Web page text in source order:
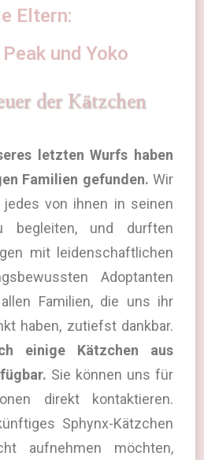
Eltern:
und Yoko
der Kätzchen
letzten Wurfs haben
Familien gefunden. Wir
jedes von ihnen in seinen
begleiten, und durften
mit leidenschaftlichen
Adoptanten
Familien, die uns ihr
haben, zutiefst dankbar.
einige Kätzchen aus
Sie können uns für
direkt kontaktieren.
Sphynx-Kätzchen
aufnehmen möchten,